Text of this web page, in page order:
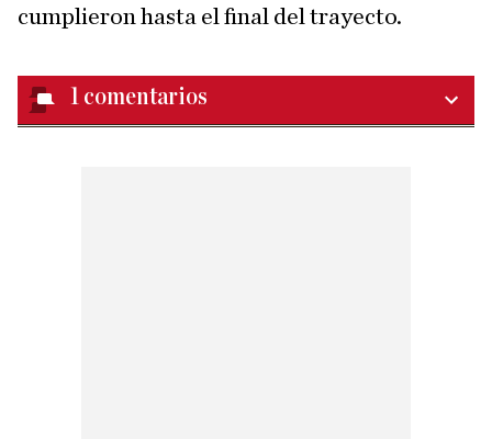
cumplieron hasta el final del trayecto.
1 comentarios